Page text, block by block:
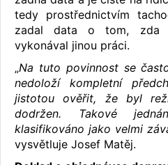
tedy prostřednictvím
zadal data o tom, zda
vykonával jinou práci.
„Na tuto povinnost se
nedoloží kompletní
jistotou ověřit, že byl
dodržen. Takové
klasifikováno jako velmi
vysvětluje Josef Matěj.